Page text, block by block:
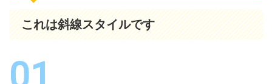
これは斜線スタイルです